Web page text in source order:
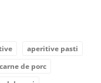
aperitive pasti
carne de porc